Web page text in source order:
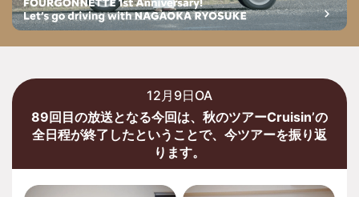
12月9日OA
89回目の放送となる今回は、秋のツアーCruisin’の
全日程が終了したということで、今ツアーを振り返
ります。